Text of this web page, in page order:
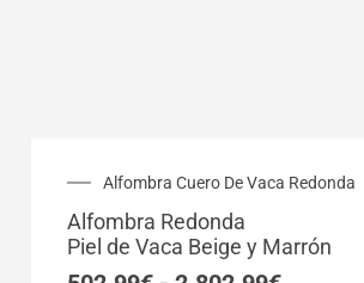
Alfombra Cuero De Vaca Redonda
Alfombra Redonda
Piel de Vaca Beige y Marrón
Rango
precios:
desde